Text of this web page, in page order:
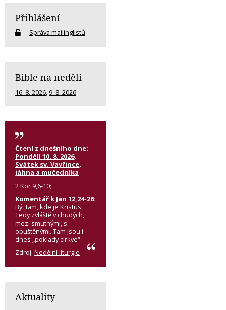
Přihlášení
Správa mailinglistů
Bible na neděli
16. 8. 2026, 9. 8. 2026
Čtení z dnešního dne:
Pondělí 10. 8. 2026,
Svátek sv. Vavřince,
jáhna a mučedníka
2 Kor 9,6-10;
Komentář k Jan 12,24-26:
Být tam, kde je Kristus.
Tedy zvláště v chudých,
mezi smutnými, s
opuštěnými. Tam jsou i
dnes „poklady církve“.
Zdroj: Nedělní liturgie
Aktuality